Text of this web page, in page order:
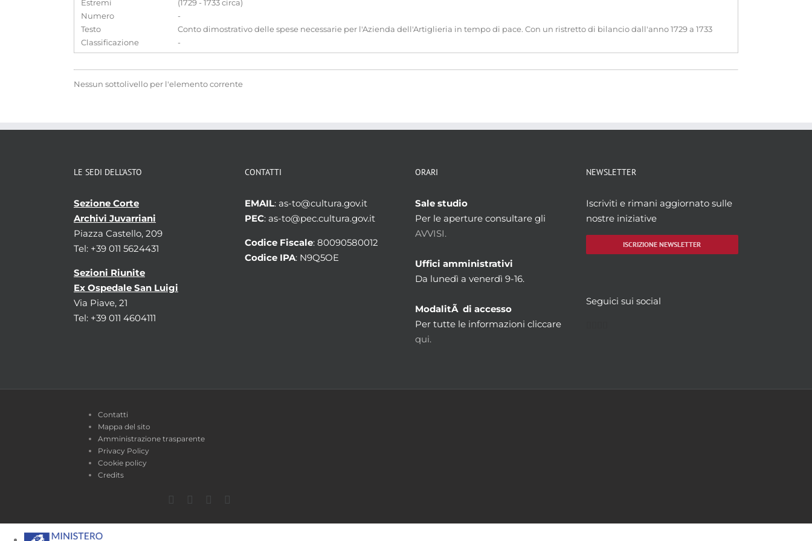
Estremi
(1729 - 1733 circa)
Numero
-
Testo
Conto dimostrativo delle spese necessarie per l'Azienda dell'Artiglieria in tempo di pace. Con un ristretto di bilancio dall'anno 1729 a 1733
Classificazione
-
Nessun sottolivello per l'elemento corrente
LE SEDI DELL’ASTO
Sezione Corte
Archivi Juvarriani
Piazza Castello, 209
Tel: +39 011 5624431
Sezioni Riunite
Ex Ospedale San Luigi
Via Piave, 21
Tel: +39 011 4604111
CONTATTI
EMAIL: as-to@cultura.gov.it
PEC: as-to@pec.cultura.gov.it
Codice Fiscale: 80090580012
Codice IPA: N9Q5OE
ORARI
Sale studio
Per le aperture consultare gli
AVVISI.
Uffici amministrativi
Da lunedì a venerdì 9-16.
ModalitÃ di accesso
Per tutte le informazioni cliccare
qui.
NEWSLETTER
Iscriviti e rimani aggiornato sulle
nostre iniziative
ISCRIZIONE NEWSLETTER
Seguici sui social
Contatti
Mappa del sito
Amministrazione trasparente
Privacy Policy
Cookie policy
Credits
Facebook
TwitterYouTube